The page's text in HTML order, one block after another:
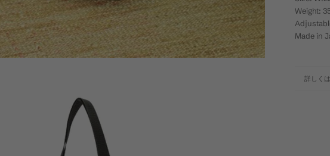
Weight:
Made in
詳しくは
画像を見